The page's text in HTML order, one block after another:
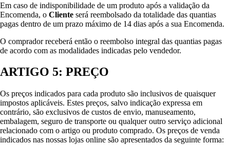
Em caso de indisponibilidade de um produto após a validação da
Encomenda, o Cliente será reembolsado da totalidade das quantias
pagas dentro de um prazo máximo de 14 dias após a sua Encomenda.
O comprador receberá então o reembolso integral das quantias pagas
de acordo com as modalidades indicadas pelo vendedor.
ARTIGO 5: PREÇO
Os preços indicados para cada produto são inclusivos de quaisquer
impostos aplicáveis. Estes preços, salvo indicação expressa em
contrário, são exclusivos de custos de envio, manuseamento,
embalagem, seguro de transporte ou qualquer outro serviço adicional
relacionado com o artigo ou produto comprado. Os preços de venda
indicados nas nossas lojas online são apresentados da seguinte forma: